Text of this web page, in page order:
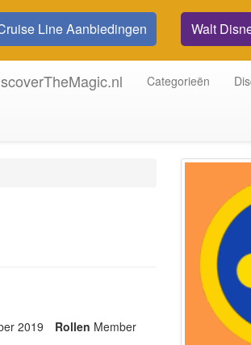
Line Aanbiedingen Walt
Categorieën
2019 Rollen Member